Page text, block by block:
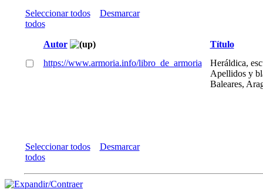
Seleccionar todos
Desmarcar
todos
Autor
Título
https://www.armoria.info/libro_de_armoria
Heráldica,
Apellidos y
Baleares,
Seleccionar todos
Desmarcar
todos